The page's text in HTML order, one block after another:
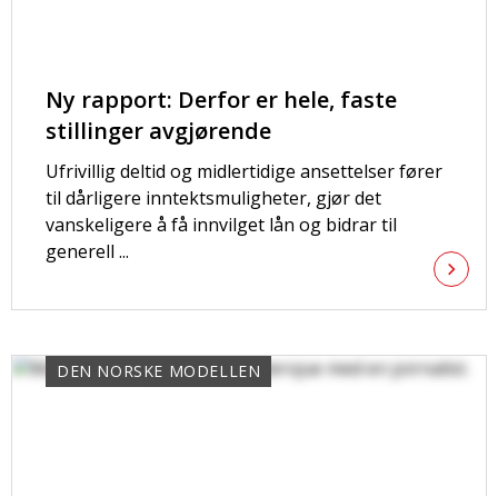
Ny rapport: Derfor er hele, faste
stillinger avgjørende
Ufrivillig deltid og midlertidige ansettelser fører
til dårligere inntektsmuligheter, gjør det
vanskeligere å få innvilget lån og bidrar til
generell ...
DEN NORSKE MODELLEN